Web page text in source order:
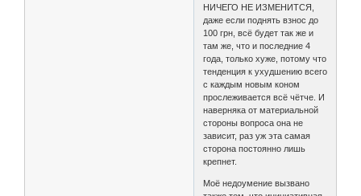
НИЧЕГО НЕ ИЗМЕНИТСЯ,
даже если поднять взнос до
100 грн, всё будет так же и
там же, что и последние 4
года, только хуже, потому что
тенденция к ухудшению всего
с каждым новым коном
прослеживается всё чётче. И
наверняка от материальной
стороны вопроса она не
зависит, раз уж эта самая
сторона постоянно лишь
крепнет.
Моё недоумение вызвано